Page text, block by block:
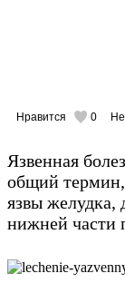
Нравится 0
Язвенная
общий термин,
язвы желудка,
нижней части